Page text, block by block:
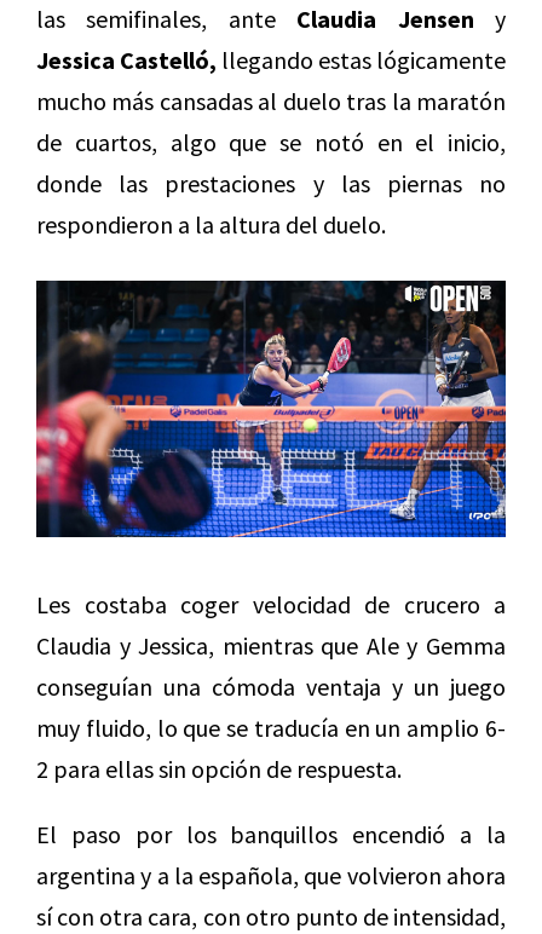
las semifinales, ante Claudia Jensen y
Jessica Castelló, llegando estas lógicamente
mucho más cansadas al duelo tras la maratón
de cuartos, algo que se notó en el inicio,
donde las prestaciones y las piernas no
respondieron a la altura del duelo.
Les costaba coger velocidad de crucero a
Claudia y Jessica, mientras que Ale y Gemma
conseguían una cómoda ventaja y un juego
muy fluido, lo que se traducía en un amplio 6-
2 para ellas sin opción de respuesta.
El paso por los banquillos encendió a la
argentina y a la española, que volvieron ahora
sí con otra cara, con otro punto de intensidad,